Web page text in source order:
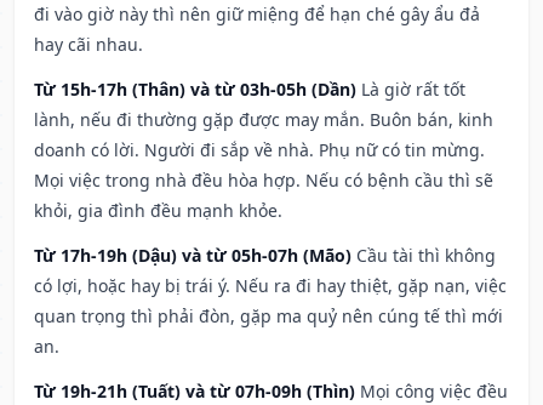
đi vào giờ này thì nên giữ miệng để hạn ché gây ẩu đả
hay cãi nhau.
Từ 15h-17h (Thân) và từ 03h-05h (Dần) Là giờ rất tốt
lành, nếu đi thường gặp được may mắn. Buôn bán, kinh
doanh có lời. Người đi sắp về nhà. Phụ nữ có tin mừng.
Mọi việc trong nhà đều hòa hợp. Nếu có bệnh cầu thì sẽ
khỏi, gia đình đều mạnh khỏe.
Từ 17h-19h (Dậu) và từ 05h-07h (Mão) Cầu tài thì không
có lợi, hoặc hay bị trái ý. Nếu ra đi hay thiệt, gặp nạn, việc
quan trọng thì phải đòn, gặp ma quỷ nên cúng tế thì mới
an.
Từ 19h-21h (Tuất) và từ 07h-09h (Thìn) Mọi công việc đều